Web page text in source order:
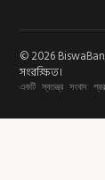
© 2026
সংরক্ষিত।
একটি স্বতন্ত্র সংবাদ